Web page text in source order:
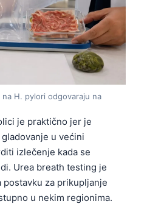
H. pylori odgovaraju na
je praktično jer je
u većini
izlečenje kada se
Urea breath testing je
postavku za prikupljanje
u nekim regionima.